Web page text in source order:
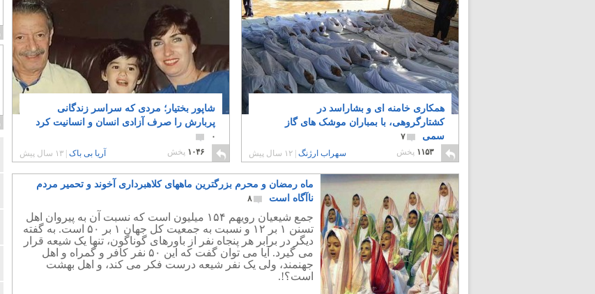
همکاری خامنه ای و بشاراسد در
کشتارگروهی، با بمباران موشک های گاز
سمی
۷
۱۱۵۳ پخش سهراب ارژنگ |۱۲ سال پیش
شاپور بختیار؛ مردی که سراسر زندگانی
پربارش را صرف آزادی انسان و انسانیت کرد‎
۰
۱۰۴۶ پخش آریا بی باک ۱۳ سال پیش
ماه رمضان و محرم بزرگترین ماههای کلاهبرداری آخوند و تحمیر مردم
ناآگاه است
۸
جمع شیعیان رویهم ۱۵۴ میلیون است که نسبت آن به پیروان اهل
تسنن ۱ بر ۱۲ و نسبت به جمعیت کل جهان ۱ بر ۵۰ است. به گفته
دیگر در برابر هر پنجاه نفر از باورهای گوناگون، تنها یک شیعه قرار
می گیرد. آیا می توان گفت که این ۵۰ نفر کافر و گمراه و اهل
جهنمند، ولی یک نفر شیعه درست فکر می کند، و اهل بهشت
است؟!.